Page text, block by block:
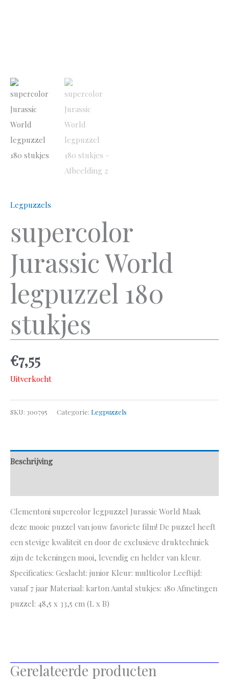
Legpuzzels
supercolor
Jurassic World
legpuzzel 180
stukjes
€7,55
Uitverkocht
SKU: 300795 Categorie: Legpuzzels
Beschrijving
Clementoni supercolor legpuzzel Jurassic World Maak
deze mooie puzzel van jouw favoriete film! De puzzel heeft
een stevige kwaliteit en door de exclusieve druktechniek
zijn de tekeningen mooi, levendig en helder van kleur.
Specificaties: Geslacht: junior Kleur: multicolor Leeftijd:
vanaf 7 jaar Materiaal: karton Aantal stukjes: 180 Afmetingen
puzzel: 48,5 x 33,5 cm (L x B)
Gerelateerde producten